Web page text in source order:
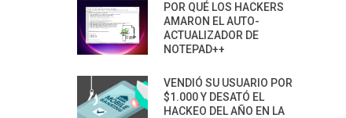
POR QUÉ LOS HACKERS
AMARON EL AUTO-
ACTUALIZADOR DE
NOTEPAD++
VENDIÓ SU USUARIO POR
$1.000 Y DESATÓ EL
HACKEO DEL AÑO EN LA